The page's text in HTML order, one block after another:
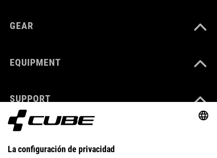
GEAR
EQUIPMENT
SUPPORT
ABOUT US